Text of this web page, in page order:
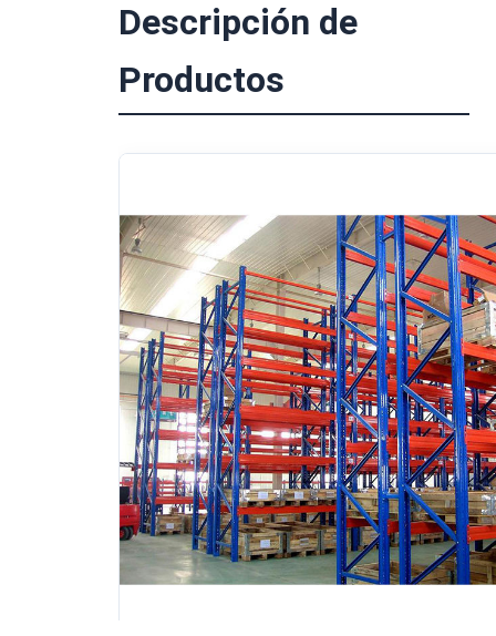
Descripción de
Productos